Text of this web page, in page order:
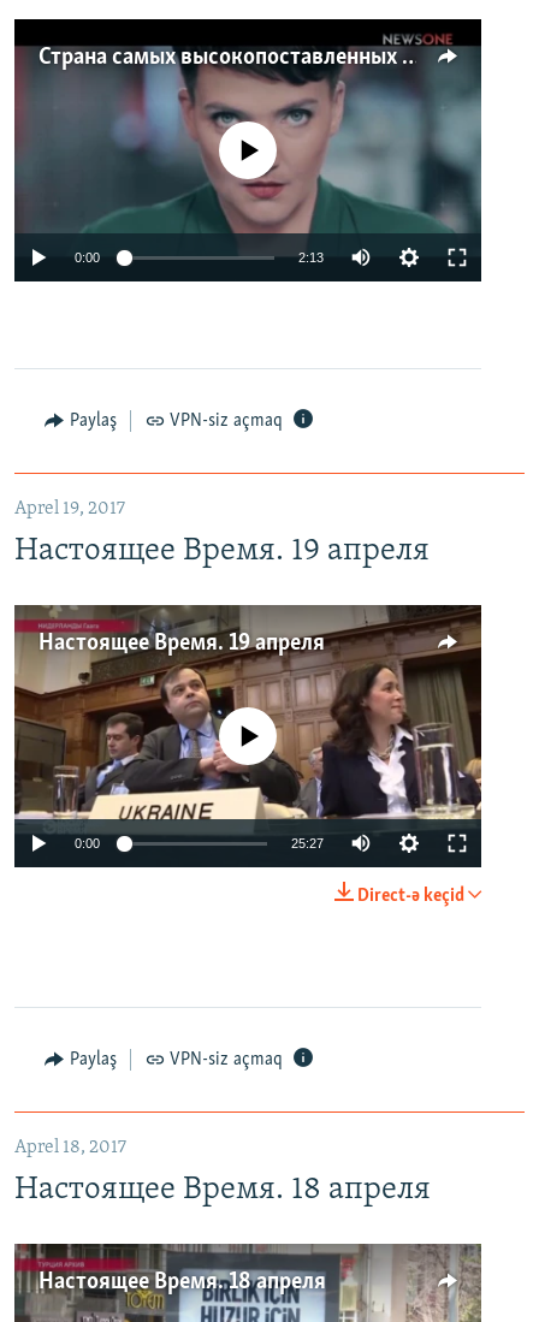
Страна самых высокопоставленных телеведущих. Почему политики захватили телеэфир Украины
No media source currently available
0:00 2:13
Paylaş VPN-siz açmaq
Aprel 19, 2017
Настоящее Время. 19 апреля
Настоящее Время. 19 апреля
No media source currently available
0:00 25:27
Direct-ə keçid
Paylaş VPN-siz açmaq
Aprel 18, 2017
Настоящее Время. 18 апреля
Настоящее Время. 18 апреля